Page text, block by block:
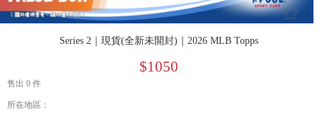
󰄔
Series 2｜現貨(全新未開封)｜2026 MLB Topps
$1050
售出 0 件
所在地區：